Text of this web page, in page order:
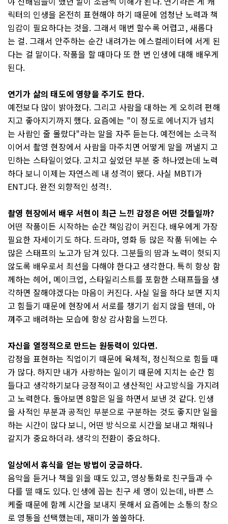
릭터의 인생을 온전히 표현해야 하기 때문에 엄청난 노력과 책
임감이 필요하다는 것을. 그래서 매번 할수록 어렵고, 새롭다
는 걸. 그래서 안주하는 순간 내려가는 에스컬레이터에 서게 된
다는 걸 말이다. 작품을 할 때마다 또 한 번 인생에 대해 배우게
된다.
연기가 삶의 태도에 영향을 주기도 한다.
예전보다 많이 밝아졌다. 그리고 사람을 대하는 게 오히려 편해
지고 좋아지기까지 했다. 요즘에는 "이 정도로 에너지가 넘치
는 사람인 줄 몰랐다"라는 말을 자주 듣는다. 예전에는 소극적
이어서 촬영 현장에서 사람을 마주치면 어떻게 말을 꺼낼지 고
민하는 스타일이었다. 고치고 싶었던 부분 중 하나였는데 노력
하다 보니 이제는 자연스레 내 성격이 됐다. 사실 MBTI가
ENTJ다. 완전 외향적인 성격!.
촬영 현장에서 배우 서현이 최근 느낀 감정은 어떤 것들일까?
어떤 작품이든 시작하는 순간 책임감이 커진다. 배우에게 가장
필요한 자세이기도 하다. 드라마, 영화 등 많은 작품 뒤에는 수
많은 스태프의 노고가 담겨 있다. 그분들의 땀과 노력이 헛되지
않도록 배우로서 최선을 다해야 한다고 생각한다. 특히 항상 함
께하는 헤어, 메이크업, 스타일리스트를 포함한 스태프들을 생
각하면 잘해야겠다는 마음이 커진다. 사실 일을 하다 보면 지치
고 힘들기 때문에 현장에서 서로를 챙기기 쉽지 않을 텐데, 아
껴주고 배려하는 모습에 항상 감사함을 느낀다.
자신을 열정적으로 만드는 원동력이 있다면.
감정을 표현하는 직업이기 때문에 육체적, 정신적으로 힘들 때
가 많다. 하지만 내가 사랑하는 일이기 때문에 지치는 순간 힘
들다고 생각하기보다 긍정적이고 생산적인 사고방식을 가지려
고 노력한다. 돌아보면 8할은 일을 하면서 보낸 것 같다. 인생
을 사적인 부분과 공적인 부분으로 구분하는 것도 좋지만 일을
하는 시간이 많다 보니, 어떤 방식으로 시간을 보내고 채워나
갈지가 중요하더라. 생각의 전환이 중요하다.
일상에서 휴식을 얻는 방법이 궁금하다.
음악을 듣거나 책을 읽을 때도 있고, 영상통화로 친구들과 수
다를 떨 때도 있다. 인생에 꼽는 친구 세 명이 있는데, 바쁜 스
케줄 때문에 함께 시간을 보내지 못해서 요즘에는 소통의 창으
로 영통을 선택했는데, 재미가 쏠쏠하다.